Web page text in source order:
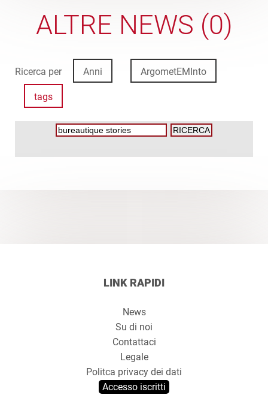
ALTRE NEWS (0)
Ricerca per Anni ArgometEMInto
tags
LINK RAPIDI
News
Su di noi
Contattaci
Legale
Politca privacy dei dati
Accesso iscritti